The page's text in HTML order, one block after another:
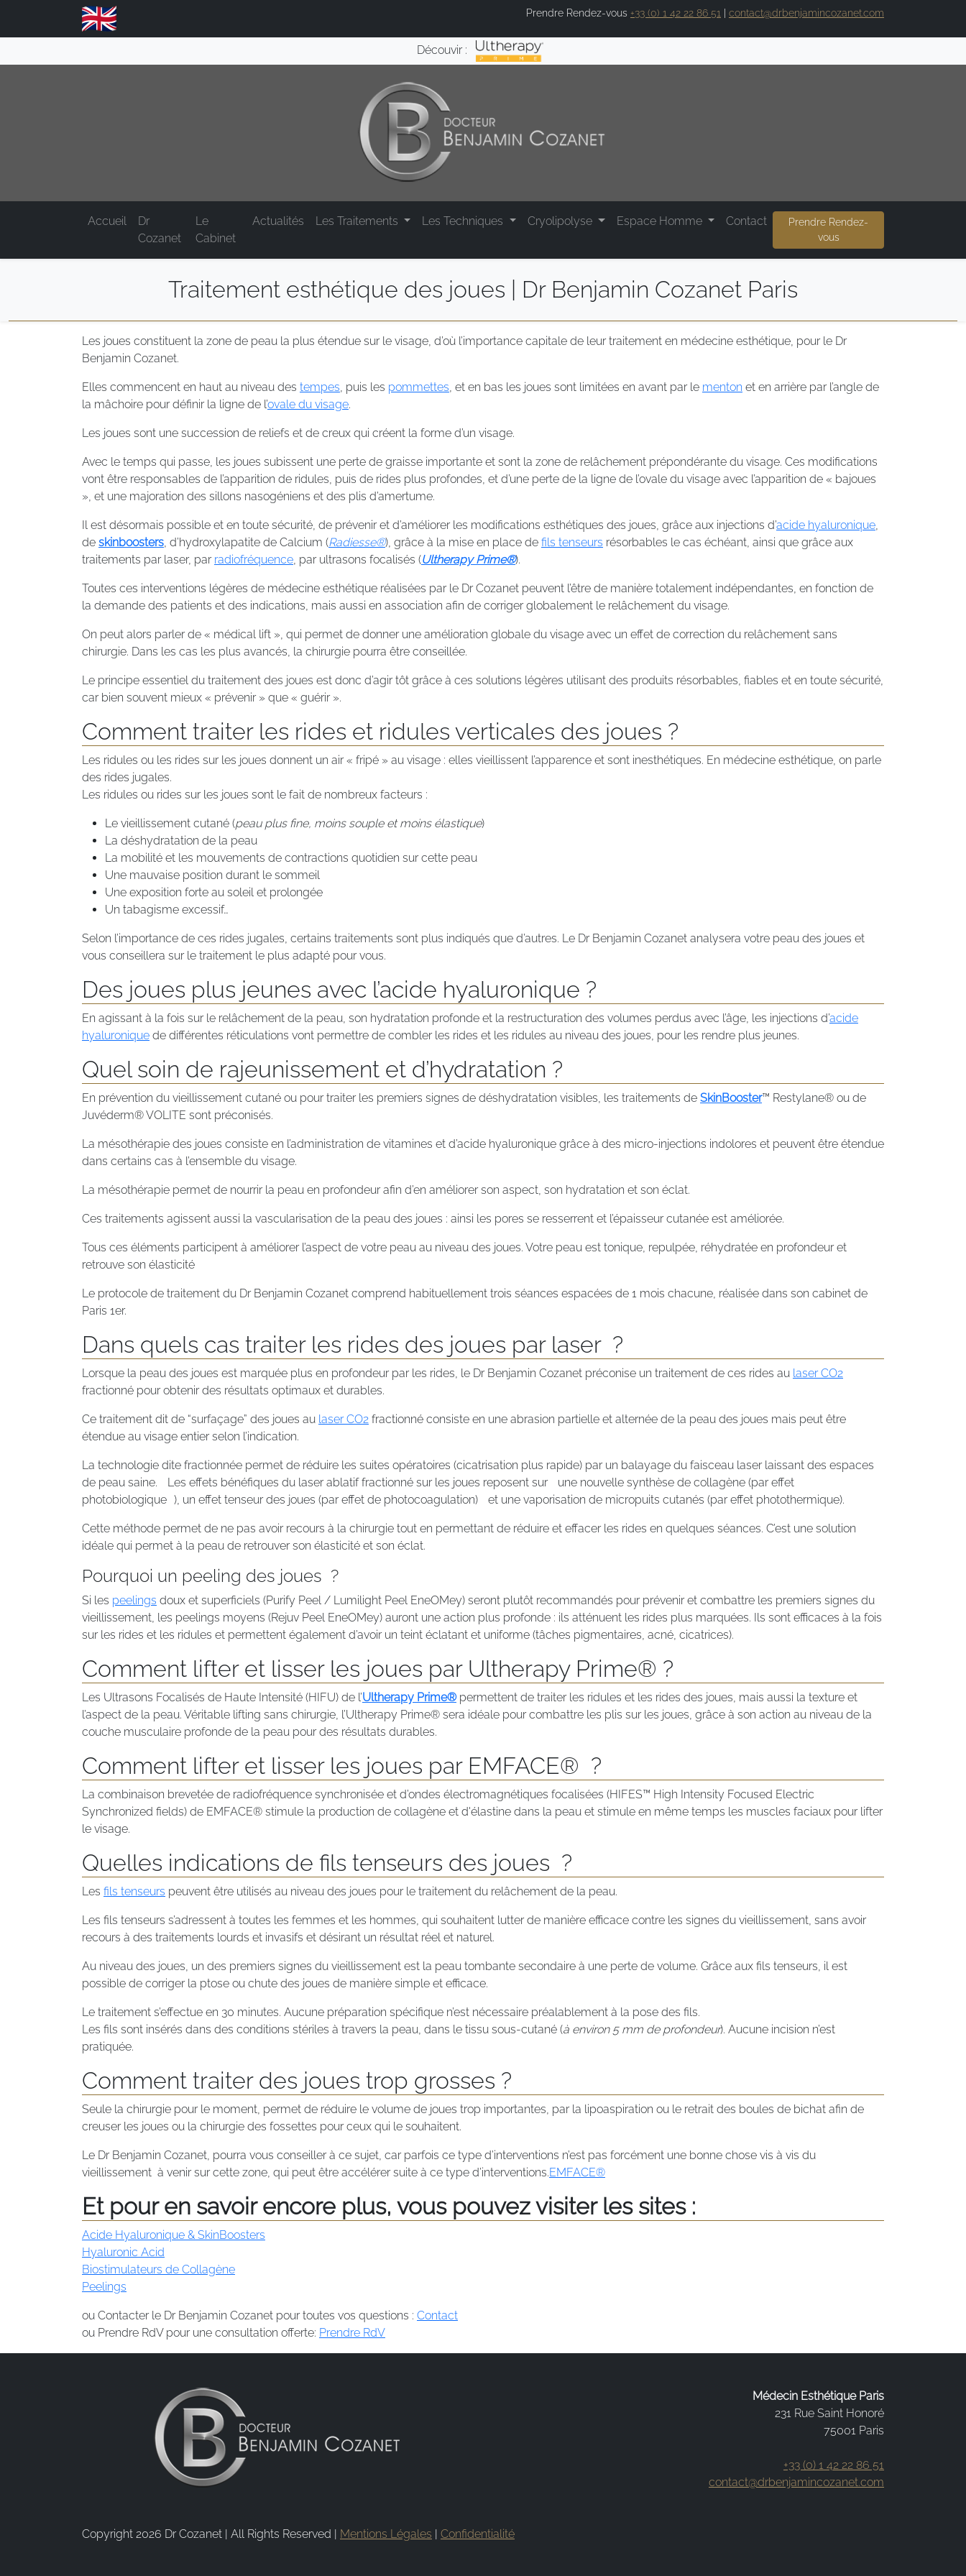
Prendre Rendez-vous +33 (0) 1 42 22 86 51 contact@drbenjamincozanet.com
Découvir :
Accueil
Dr
Cozanet
Le
Cabinet
Actualités Les Traitements Les Techniques Cryolipolyse Espace Homme Contact
Prendre Rendez-
vous
Traitement esthétique des joues | Dr Benjamin Cozanet Paris
Les joues constituent la zone de peau la plus étendue sur le visage, d’où l’importance capitale de leur traitement en médecine esthétique, pour le Dr
Benjamin Cozanet.
Elles commencent en haut au niveau des tempes , puis les pommettes , et en bas les joues sont limitées en avant par le menton et en arrière par l’angle de
la mâchoire pour définir la ligne de l’ovale du visage.
Les joues sont une succession de reliefs et de creux qui créent la forme d’un visage.
Avec le temps qui passe, les joues subissent une perte de graisse importante et sont la zone de relâchement prépondérante du visage. Ces modifications
vont être responsables de l’apparition de ridules, puis de rides plus profondes, et d’une perte de la ligne de l’ovale du visage avec l’apparition de « bajoues
», et une majoration des sillons nasogéniens et des plis d’amertume.
Il est désormais possible et en toute sécurité, de prévenir et d’améliorer les modifications esthétiques des joues, grâce aux injections d’acide hyaluronique
de skinboosters , d’hydroxylapatite de Calcium (Radiesse®), grâce à la mise en place de fils tenseurs résorbables le cas échéant, ainsi que grâce aux
traitements par laser, par radiofréquence , par ultrasons focalisés (Ultherapy Prime®).
Toutes ces interventions légères de médecine esthétique réalisées par le Dr Cozanet peuvent l’être de manière totalement indépendantes, en fonction de
la demande des patients et des indications, mais aussi en association afin de corriger globalement le relâchement du visage.
On peut alors parler de « médical lift », qui permet de donner une amélioration globale du visage avec un effet de correction du relâchement sans
chirurgie. Dans les cas les plus avancés, la chirurgie pourra être conseillée.
Le principe essentiel du traitement des joues est donc d’agir tôt grâce à ces solutions légères utilisant des produits résorbables, fiables et en toute sécurité,
car bien souvent mieux « prévenir » que « guérir ».
Comment traiter les rides et ridules verticales des joues ?
Les ridules ou les rides sur les joues donnent un air « fripé » au visage : elles vieillissent l’apparence et sont inesthétiques. En médecine esthétique, on parle
des rides jugales.
Les ridules ou rides sur les joues sont le fait de nombreux facteurs :
Le vieillissement cutané (peau plus fine, moins souple et moins élastique)
La déshydratation de la peau
La mobilité et les mouvements de contractions quotidien sur cette peau
Une mauvaise position durant le sommeil
Une exposition forte au soleil et prolongée
Un tabagisme excessif…
Selon l’importance de ces rides jugales, certains traitements sont plus indiqués que d’autres. Le Dr Benjamin Cozanet analysera votre peau des joues et
vous conseillera sur le traitement le plus adapté pour vous.
Des joues plus jeunes avec l’acide hyaluronique ?
En agissant à la fois sur le relâchement de la peau, son hydratation profonde et la restructuration des volumes perdus avec l’âge, les injections d’acide
hyaluronique de différentes réticulations vont permettre de combler les rides et les ridules au niveau des joues, pour les rendre plus jeunes.
Quel soin de rajeunissement et d’hydratation ?
En prévention du vieillissement cutané ou pour traiter les premiers signes de déshydratation visibles, les traitements de SkinBooster™ Restylane® ou de
Juvéderm® VOLITE sont préconisés.
La mésothérapie des joues consiste en l’administration de vitamines et d’acide hyaluronique grâce à des micro-injections indolores et peuvent être étendue
dans certains cas à l’ensemble du visage.
La mésothérapie permet de nourrir la peau en profondeur afin d’en améliorer son aspect, son hydratation et son éclat.
Ces traitements agissent aussi la vascularisation de la peau des joues : ainsi les pores se resserrent et l’épaisseur cutanée est améliorée.
Tous ces éléments participent à améliorer l’aspect de votre peau au niveau des joues. Votre peau est tonique, repulpée, réhydratée en profondeur et
retrouve son élasticité
Le protocole de traitement du Dr Benjamin Cozanet comprend habituellement trois séances espacées de 1 mois chacune, réalisée dans son cabinet de
Paris 1er.
Dans quels cas traiter les rides des joues par laser ?
Lorsque la peau des joues est marquée plus en profondeur par les rides, le Dr Benjamin Cozanet préconise un traitement de ces rides au laser CO2
fractionné pour obtenir des résultats optimaux et durables.
Ce traitement dit de “surfaçage” des joues au laser CO2 fractionné consiste en une abrasion partielle et alternée de la peau des joues mais peut être
étendue au visage entier selon l’indication.
La technologie dite fractionnée permet de réduire les suites opératoires (cicatrisation plus rapide) par un balayage du faisceau laser laissant des espaces
de peau saine. Les effets bénéfiques du laser ablatif fractionné sur les joues reposent sur une nouvelle synthèse de collagène (par effet
photobiologique ), un effet tenseur des joues (par effet de photocoagulation) et une vaporisation de micropuits cutanés (par effet photothermique).
Cette méthode permet de ne pas avoir recours à la chirurgie tout en permettant de réduire et effacer les rides en quelques séances. C’est une solution
idéale qui permet à la peau de retrouver son élasticité et son éclat.
Pourquoi un peeling des joues ?
Si les peelings doux et superficiels (Purify Peel / Lumilight Peel EneOMey) seront plutôt recommandés pour prévenir et combattre les premiers signes du
vieillissement, les peelings moyens (Rejuv Peel EneOMey) auront une action plus profonde : ils atténuent les rides plus marquées. Ils sont efficaces à la fois
sur les rides et les ridules et permettent également d’avoir un teint éclatant et uniforme (tâches pigmentaires, acné, cicatrices).
Comment lifter et lisser les joues par Ultherapy Prime® ?
Les Ultrasons Focalisés de Haute Intensité (HIFU) de l’Ultherapy Prime® permettent de traiter les ridules et les rides des joues, mais aussi la texture et
l’aspect de la peau. Véritable lifting sans chirurgie, l’Ultherapy Prime® sera idéale pour combattre les plis sur les joues, grâce à son action au niveau de la
couche musculaire profonde de la peau pour des résultats durables.
Comment lifter et lisser les joues par EMFACE® ?
La combinaison brevetée de radiofréquence synchronisée et d’ondes électromagnétiques focalisées (HIFES™ High Intensity Focused Electric
Synchronized fields) de EMFACE® stimule la production de collagène et d'élastine dans la peau et stimule en même temps les muscles faciaux pour lifter
le visage.
Quelles indications de fils tenseurs des joues ?
Les fils tenseurs peuvent être utilisés au niveau des joues pour le traitement du relâchement de la peau.
Les fils tenseurs s’adressent à toutes les femmes et les hommes, qui souhaitent lutter de manière efficace contre les signes du vieillissement, sans avoir
recours à des traitements lourds et invasifs et désirant un résultat réel et naturel.
Au niveau des joues, un des premiers signes du vieillissement est la peau tombante secondaire à une perte de volume. Grâce aux fils tenseurs, il est
possible de corriger la ptose ou chute des joues de manière simple et efficace.
Le traitement s’effectue en 30 minutes. Aucune préparation spécifique n’est nécessaire préalablement à la pose des fils.
Les fils sont insérés dans des conditions stériles à travers la peau, dans le tissu sous-cutané (à environ 5 mm de profondeur). Aucune incision n’est
pratiquée.
Comment traiter des joues trop grosses ?
Seule la chirurgie pour le moment, permet de réduire le volume de joues trop importantes, par la lipoaspiration ou le retrait des boules de bichat afin de
creuser les joues ou la chirurgie des fossettes pour ceux qui le souhaitent.
Le Dr Benjamin Cozanet, pourra vous conseiller à ce sujet, car parfois ce type d’interventions n’est pas forcément une bonne chose vis à vis du
vieillissement à venir sur cette zone, qui peut être accélérer suite à ce type d’interventions.EMFACE®
Et pour en savoir encore plus, vous pouvez visiter les sites :
Acide Hyaluronique & SkinBoosters
Hyaluronic Acid
Biostimulateurs de Collagène
Peelings
ou Contacter le Dr Benjamin Cozanet pour toutes vos questions : Contact
ou Prendre RdV pour une consultation offerte: Prendre RdV
Médecin Esthétique Paris
231 Rue Saint Honoré
75001 Paris
+33 (0) 1 42 22 86 51
contact@drbenjamincozanet.com
Copyright 2026 Dr Cozanet | All Rights Reserved | Mentions Légales | Confidentialité